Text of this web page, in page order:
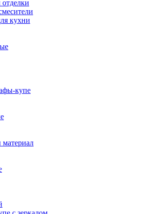
кухни
купе
материал